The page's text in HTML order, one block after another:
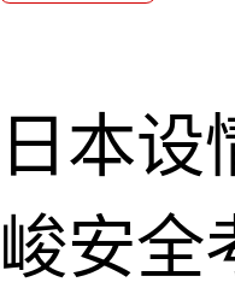
日本
峻安全